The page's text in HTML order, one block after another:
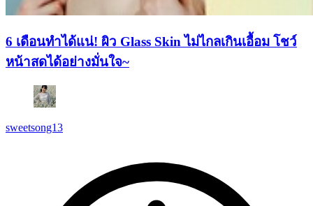
6 เดือนทำได้แน่! ผิว Glass Skin ไม่ไกลเกินเอื้อม โชว์
หน้าสดได้อย่างมั่นใจ~
sweetsong13